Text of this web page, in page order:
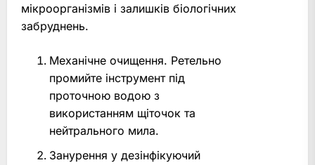
мікроорганізмів і залишків біологічних
забруднень.
Механічне очищення. Ретельно
промийте інструмент під
проточною водою з
використанням щіточок та
нейтрального мила.
Занурення у дезінфікуючий